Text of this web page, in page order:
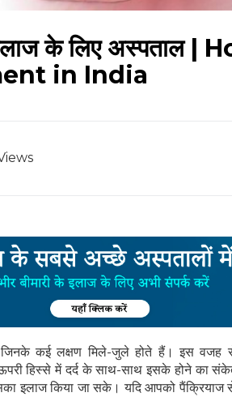
इलाज के लिए अस्पताल
in India
जिनके कई लक्षण मिले-जुले होते हैं। इस वजह
हिस्से में दर्द के साथ-साथ इसके होने का
इलाज किया जा सके। यदि आपको पैंक्रियाज